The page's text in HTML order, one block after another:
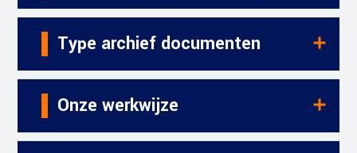
Type archief documenten
Onze werkwijze